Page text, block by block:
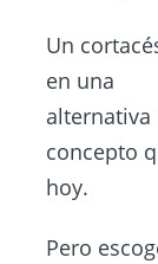
Un
en una
concepto
hoy.
Pero